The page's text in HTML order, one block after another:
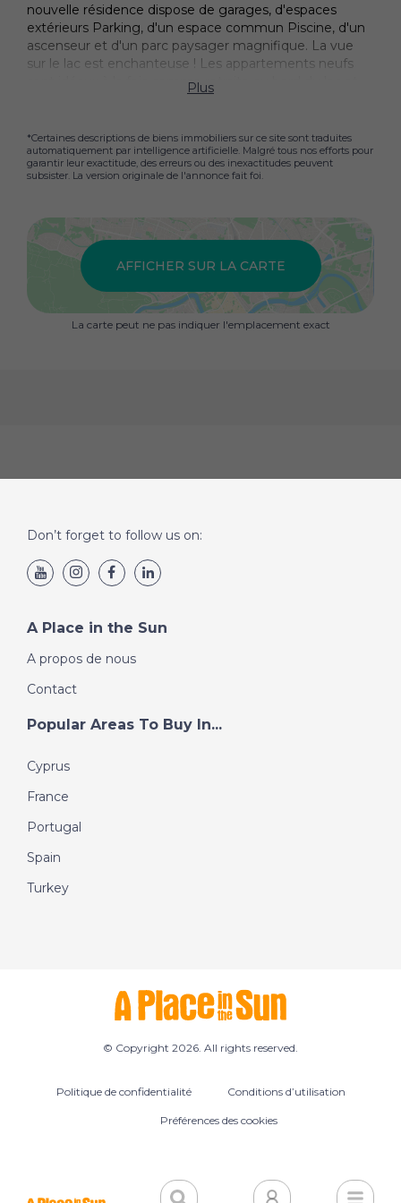
nouvelle résidence dispose de garages, d'espaces
extérieurs Parking, d'un espace commun Piscine, d'un
ascenseur et d'un parc paysager magnifique. La vue
sur le lac est enchanteuse ! Les appartements neufs
sont idéaux à la fois comme retraite au bord du lac et
comme Investissement. Parfait pour un séjour dans un
sont garantis. MENAGGIO Menaggio est la ville la plus
importante de la côte ouest du lac de Côme. Il est
situé au centre du département, au début d'une large
bateau, vous pourrez accéder aux somptueuses villas
du Centro Lago avec leurs magnifiques jardins. En bus
ou en voiture, vous pourrez traverser les nombreuses
vallées avec leurs villages et leurs anciennes routes de
communication. Enfin, à pied ou en VTT, on peut
découvrir les sentiers du parc de la Val Sanagra, un
grand poumon aux portes du Menaggio. Les amateurs
Côme offrent la possibilité de louer votre propriété
Plus
*Certaines descriptions de biens immobiliers sur ce site sont traduites
automatiquement par intelligence artificielle. Malgré tous nos efforts pour
garantir leur exactitude, des erreurs ou des inexactitudes peuvent
subsister. La version originale de l'annonce fait foi.
AFFICHER SUR LA CARTE
La carte peut ne pas indiquer l'emplacement exact
Don’t forget to follow us on:
A Place in the Sun
A propos de nous
Contact
Popular Areas To Buy In...
Cyprus
France
Portugal
Spain
Turkey
© Copyright 2026. All rights reserved.
Politique de confidentialité Conditions d’utilisation
Préférences des cookies